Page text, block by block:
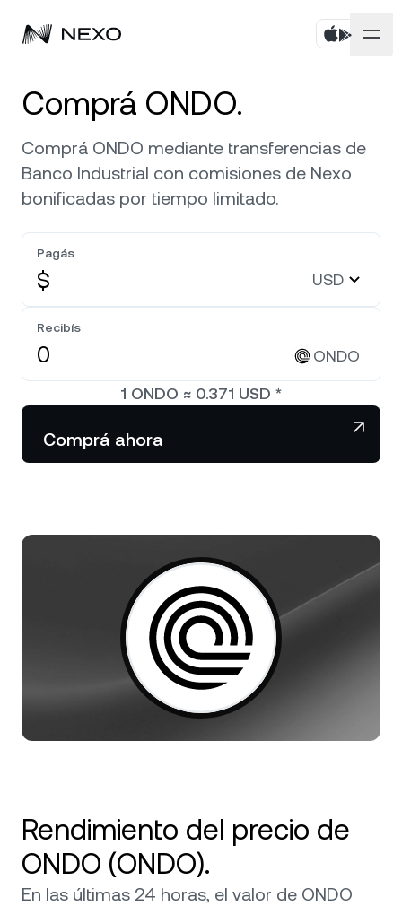
Comprá activos
Rendimiento Flexible
Nexo Card
Línea de Crédito
Zero-interest Credit
Acciones
Clientes privados
Programa de fidelización
Cuentas corporativas
Prime Brokerage
White Label
Payment Gateway
El mercado subió
Bitcoin BTC 0,57 %
1,65 %
NEXO Token NEXO 0,61 %
Tether
SOL
Empresa
Acerca de
Seguridad
Asociaciones
Centro de ayuda
Comprá ONDO.
Comprá ONDO mediante transferencias de
Banco Industrial con comisiones de Nexo
bonificadas por tiempo limitado.
Pagás
$ USD
Recibís
ONDO
1 ONDO ≈ 0.371 USD *
Comprá ahora
Rendimiento del precio de
ONDO (ONDO).
En las últimas 24 horas, el valor de ONDO